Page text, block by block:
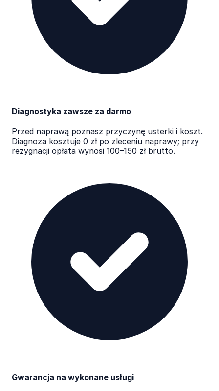
Diagnostyka zawsze za darmo
Przed naprawą poznasz przyczynę usterki i koszt.
Diagnoza kosztuje 0 zł po zleceniu naprawy; przy
rezygnacji opłata wynosi 100–150 zł brutto.
Gwarancja na wykonane usługi